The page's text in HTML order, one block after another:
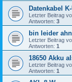
Datenkabel
Letzter Beitrag
Antworten: 3
bin leider
Letzter Beitrag
Antworten: 1
18650 Akku
Letzter Beitrag
Antworten: 1